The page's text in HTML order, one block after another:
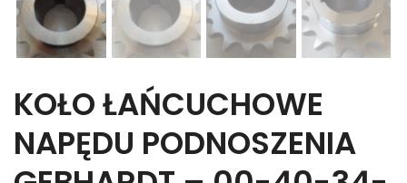
KOŁO ŁAŃCUCHOWE
NAPĘDU PODNOSZENIA